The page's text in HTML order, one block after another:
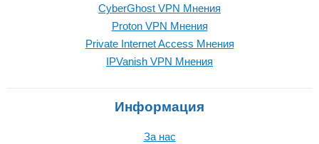
CyberGhost VPN Mнения
Proton VPN Mнения
Private Internet Access Mнения
IPVanish VPN Mнения
Информация
За нас